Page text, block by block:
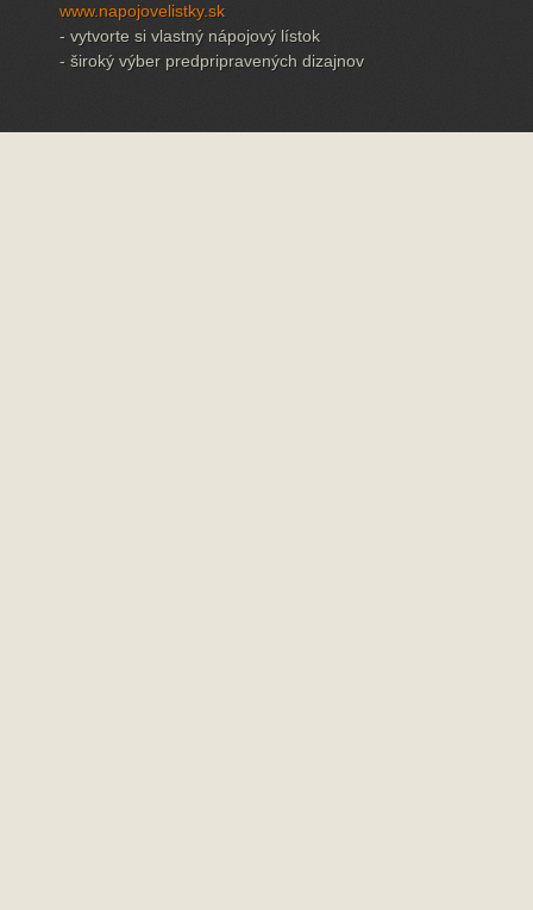
www.napojovelistky.sk
- vytvorte si vlastný nápojový lístok
- široký výber predpripravených dizajnov